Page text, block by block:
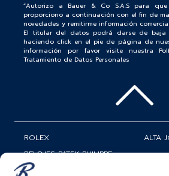
“Autorizo a Bauer & Co S.A.S para
proporciono a continuación con el fin de
novedades y remitirme información
El titular del datos podrá darse de baja
haciendo click en el pie de página de
información por favor visite nuestra
Tratamiento de Datos Personales
ROLEX
RELOJES PATEK PHILIPPE
RELOJERÍA
ALTA